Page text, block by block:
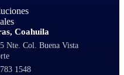
Coahuila
Nte. Col. Buena Vista
1548